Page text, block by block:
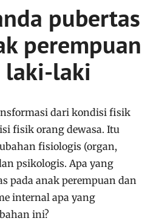
pubertas
perempuan
laki-laki
dari kondisi fisik
fisik orang dewasa. Itu
fisiologis (organ,
psikologis. Apa yang
pada anak perempuan dan
internal apa yang
ini?